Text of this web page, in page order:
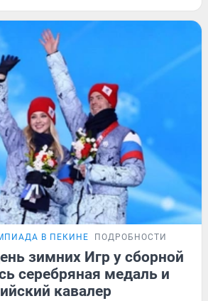
В ПЕКИНЕ ПОДРОБНОСТИ
зимних Игр у сборной
серебряная медаль и
кавалер